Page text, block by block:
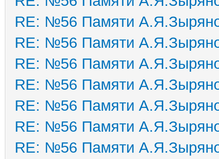
RE: №56 Памяти
RE: №56 Памяти
RE: №56 Памяти
RE: №56 Памяти
RE: №56 Памяти
RE: №56 Памяти
RE: №56 Памяти